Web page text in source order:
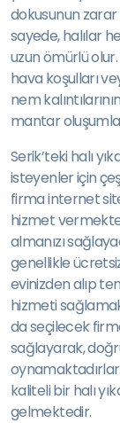
dokusunun
sayede, halılar
uzun ömürlü
hava koşulları
nem
mantar
Serik’teki halı
isteyenler için
firma internet
hizmet vermekte
almanızı
genellikle
evinizden alıp
hizmeti
da seçilecek
sağlayarak,
kaliteli bir halı
gelmektedir.